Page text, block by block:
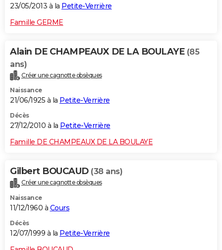
23/05/2013 à la Petite-Verrière
Famille GERME
Alain DE CHAMPEAUX DE LA BOULAYE (85
ans)
Créer une cagnotte obsèques
Naissance
21/06/1925 à la Petite-Verrière
Décès
27/12/2010 à la Petite-Verrière
Famille DE CHAMPEAUX DE LA BOULAYE
Gilbert BOUCAUD (38 ans)
Créer une cagnotte obsèques
Naissance
11/12/1960 à Cours
Décès
12/07/1999 à la Petite-Verrière